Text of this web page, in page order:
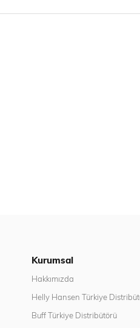
Kurumsal
Hakkımızda
Helly Hansen Türkiye
Buff Türkiye Distribütörü